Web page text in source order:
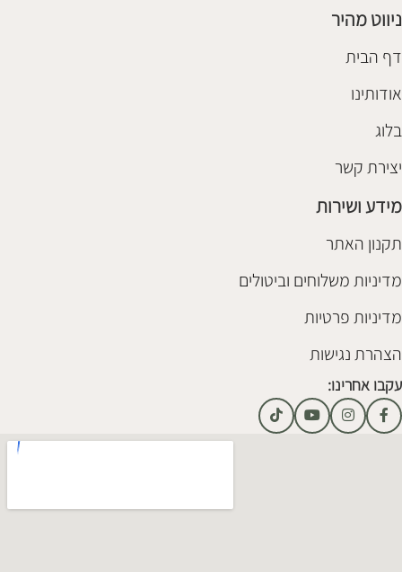
ניווט מהיר
דף הבית
אודותינו
בלוג
יצירת קשר
מידע ושירות
תקנון האתר
מדיניות משלוחים וביטולים
מדיניות פרטיות
הצהרת נגישות
עקבו אחרינו: